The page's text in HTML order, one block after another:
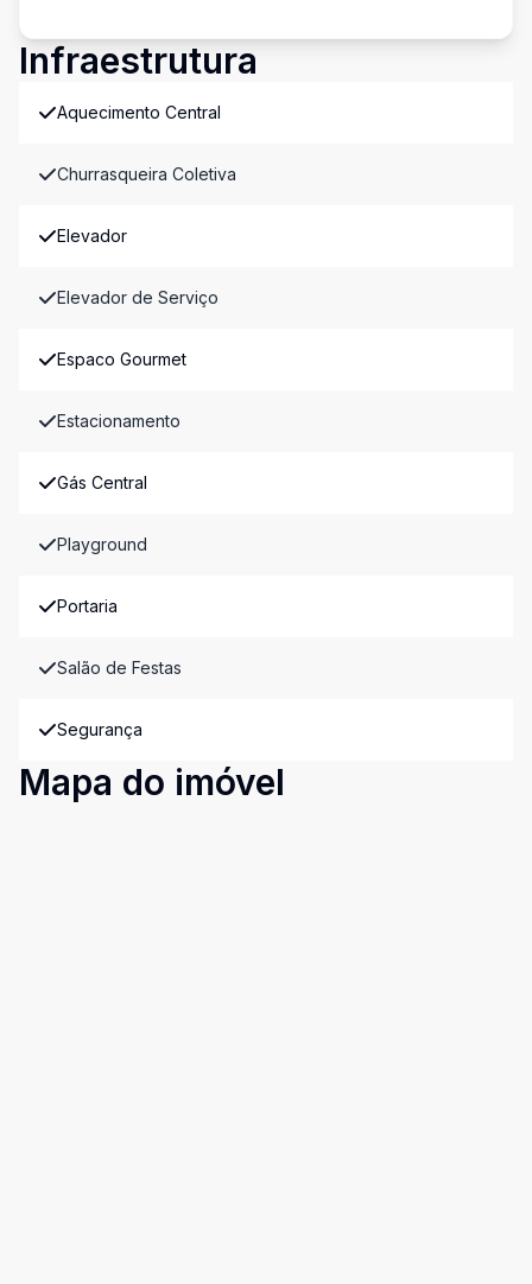
Infraestrutura
Aquecimento Central
Churrasqueira Coletiva
Elevador
Elevador de Serviço
Espaco Gourmet
Estacionamento
Gás Central
Playground
Portaria
Salão de Festas
Segurança
Mapa do imóvel